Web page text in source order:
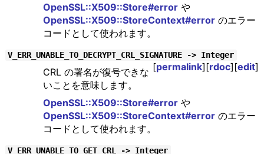
OpenSSL::X509::Store#errorや
OpenSSL::X509::StoreContext#errorのエラー
コードとして使われます。
V_ERR_UNABLE_TO_DECRYPT_CRL_SIGNATURE -> Integer
[permalink][rdoc][edit]
CRL の署名が復号できな
いことを意味します。
OpenSSL::X509::Store#errorや
OpenSSL::X509::StoreContext#errorのエラー
コードとして使われます。
V_ERR_UNABLE_TO_GET_CRL -> Integer